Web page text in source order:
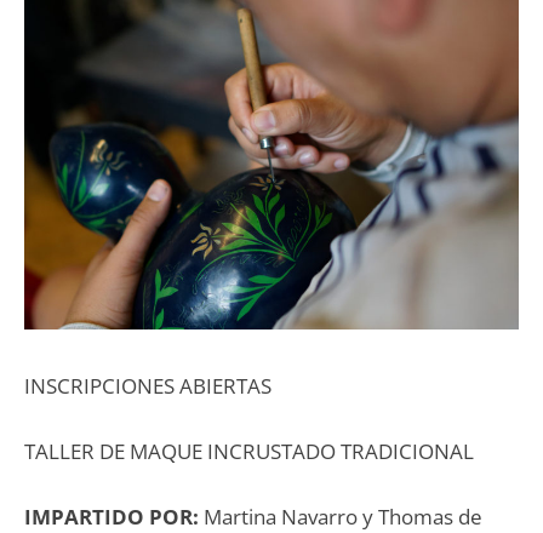
INSCRIPCIONES ABIERTAS
TALLER DE MAQUE INCRUSTADO TRADICIONAL
IMPARTIDO POR: Martina Navarro y Thomas de